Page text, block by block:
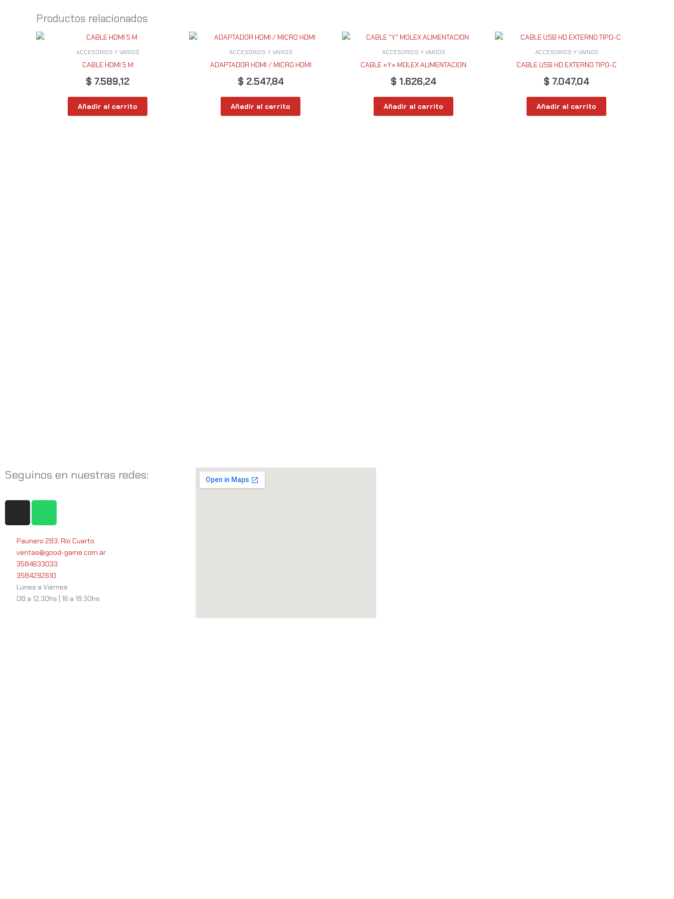
Productos relacionados
ACCESORIOS Y VARIOS
CABLE HDMI 5 M
$ 7.589,12
Añadir al carrito
ACCESORIOS Y VARIOS
ADAPTADOR HDMI / MICRO HDMI
$ 2.547,84
Añadir al carrito
ACCESORIOS Y VARIOS
CABLE «Y» MOLEX ALIMENTACION
$ 1.626,24
Añadir al carrito
ACCESORIOS Y VARIOS
CABLE USB HD EXTERNO TIPO-C
$ 7.047,04
Añadir al carrito
Seguinos en nuestras redes:
I
s
t
a
g
r
a
m
W
a
t
s
a
p
p
Paunero 283, Río Cuarto
ventas@good-game.com.ar
3584633033
3584292610
Lunes a Viernes
08 a 12:30hs | 16 a 19:30hs